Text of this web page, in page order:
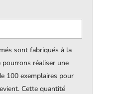
sont fabriqués à la
pourrons réaliser une
100 exemplaires pour
Cette quantité